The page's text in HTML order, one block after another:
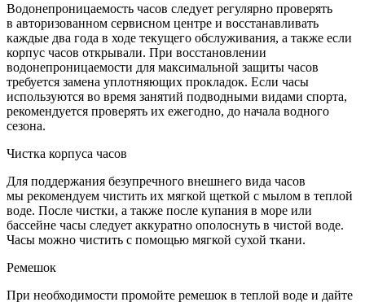
Водонепроницаемость часов следует регулярно проверять
в авторизованном сервисном центре и восстанавливать
каждые два года в ходе текущего обслуживания, а также если
корпус часов открывали. При восстановлении
водонепроницаемости для максимальной защиты часов
требуется замена уплотняющих прокладок. Если часы
используются во время занятий подводными видами спорта,
рекомендуется проверять их ежегодно, до начала водного
сезона.
Чистка корпуса часов
Для поддержания безупречного внешнего вида часов
мы рекомендуем чистить их мягкой щеткой с мылом в теплой
воде. После чистки, а также после купания в море или
бассейне часы следует аккуратно ополоснуть в чистой воде.
Часы можно чистить с помощью мягкой сухой ткани.
Ремешок
При необходимости промойте ремешок в теплой воде и дайте